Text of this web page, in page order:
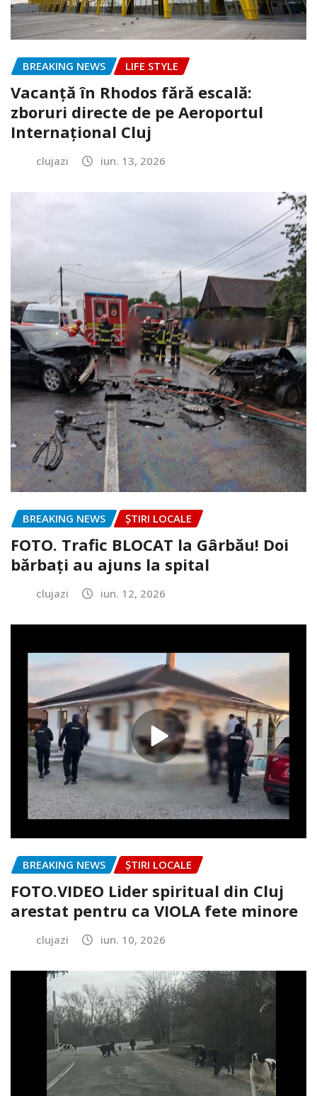
BREAKING NEWS LIFE STYLE
Vacanță în Rhodos fără escală:
zboruri directe de pe Aeroportul
Internațional Cluj
clujazi iun. 13, 2026
BREAKING NEWS ȘTIRI LOCALE
FOTO. Trafic BLOCAT la Gârbău! Doi
bărbați au ajuns la spital
clujazi iun. 12, 2026
BREAKING NEWS ȘTIRI LOCALE
FOTO.VIDEO Lider spiritual din Cluj
arestat pentru ca VIOLA fete minore
clujazi iun. 10, 2026